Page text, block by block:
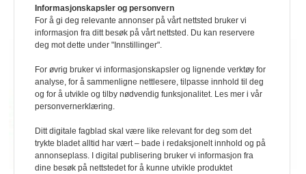
Informasjonskapsler og personvern
For å gi deg relevante annonser på vårt nettsted bruker vi
informasjon fra ditt besøk på vårt nettsted. Du kan reservere
deg mot dette under "Innstillinger".
For øvrig bruker vi informasjonskapsler og lignende verktøy for
analyse, for å sammenligne nettlesere, tilpasse innhold til deg
og for å utvikle og tilby nødvendig funksjonalitet. Les mer i vår
personvernerklæring.
Ditt digitale fagblad skal være like relevant for deg som det
trykte bladet alltid har vært – bade i redaksjonelt innhold og på
annonseplass. I digital publisering bruker vi informasjon fra
dine besøk på nettstedet for å kunne utvikle produktet